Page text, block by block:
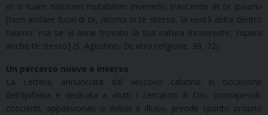
et si tuam naturam mutabilem inveneris, trascende et te ipsum»
[Non andare fuori di te, ritorna in te stesso, la verità abita dentro
l’uomo: ma se vi avrai trovato la tua natura incoerente, supera
anche te stesso] (S. Agostino, De vera religione, 39, 72).
Un percorso nuovo e inverso
La Lettera, annunciata dal vescovo calatino in occasione
dell’Epifania e dedicata a «tutti i cercatori di Dio, consapevoli,
coscienti, appassionati o delusi e illusi», prende spunto proprio